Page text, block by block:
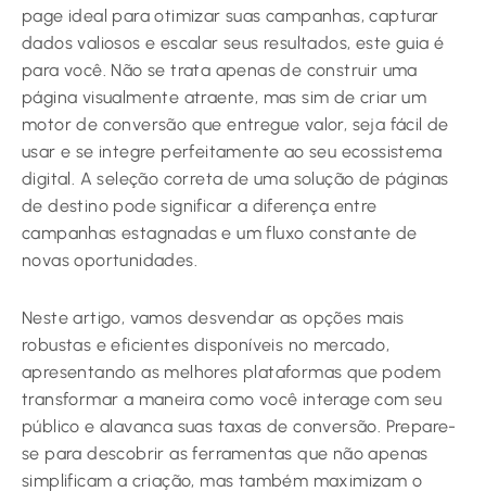
page ideal para otimizar suas campanhas, capturar
dados valiosos e escalar seus resultados, este guia é
para você. Não se trata apenas de construir uma
página visualmente atraente, mas sim de criar um
motor de conversão que entregue valor, seja fácil de
usar e se integre perfeitamente ao seu ecossistema
digital. A seleção correta de uma solução de páginas
de destino pode significar a diferença entre
campanhas estagnadas e um fluxo constante de
novas oportunidades.
Neste artigo, vamos desvendar as opções mais
robustas e eficientes disponíveis no mercado,
apresentando as melhores plataformas que podem
transformar a maneira como você interage com seu
público e alavanca suas taxas de conversão. Prepare-
se para descobrir as ferramentas que não apenas
simplificam a criação, mas também maximizam o